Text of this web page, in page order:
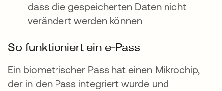
dass die gespeicherten Daten nicht
verändert werden können
So funktioniert ein e-Pass
Ein biometrischer Pass hat einen Mikrochip,
der in den Pass integriert wurde und